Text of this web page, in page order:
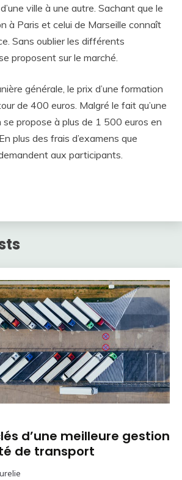
ville à une autre. Sachant que le
à Paris et celui de Marseille connaît
Sans oublier les différents
proposent sur le marché.
générale, le prix d’une formation
de 400 euros. Malgré le fait qu’une
propose à plus de 1 500 euros en
plus des frais d’examens que
aux participants.
d’une meilleure gestion
de transport